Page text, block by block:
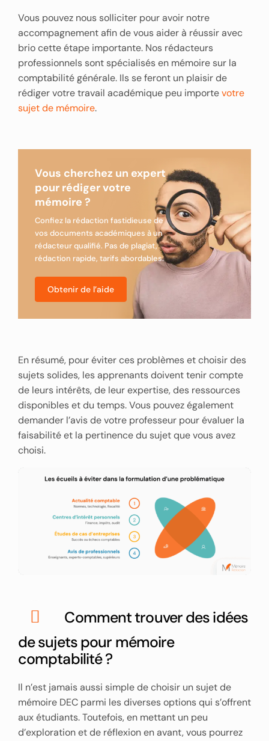
Vous pouvez nous solliciter pour avoir notre
accompagnement afin de vous aider à réussir avec
brio cette étape importante. Nos rédacteurs
professionnels sont spécialisés en mémoire sur la
comptabilité générale. Ils se feront un plaisir de
rédiger votre travail académique peu importevotre
sujet de mémoire.
Vous cherchez un expert
pour rédiger votre
mémoire ?
Confiez la rédaction fastidieuse de
vos documents académiques à un
rédacteur qualifié. Pas de plagiat,
rédaction rapide, tarifs abordables.
Obtenir de l’aide
En résumé, pour éviter ces problèmes et choisir des
sujets solides, les apprenants doivent tenir compte
de leurs intérêts, de leur expertise, des ressources
disponibles et du temps. Vous pouvez également
demander l’avis de votre professeur pour évaluer la
faisabilité et la pertinence du sujet que vous avez
choisi.
Comment trouver des idées
de sujets pour mémoire
comptabilité ?
Il n’est jamais aussi simple de choisir un sujet de
mémoire DEC parmi les diverses options qui s’offrent
aux étudiants. Toutefois, en mettant un peu
d’exploration et de réflexion en avant, vous pourrez